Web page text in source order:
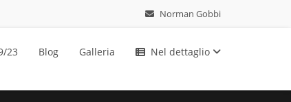
Norman Gobbi
23 Blog Galleria Nel dettaglio